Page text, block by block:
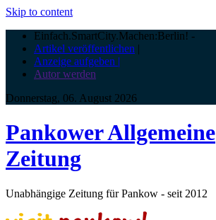
Skip to content
Einfach.SmartCity.Machen:Berlin! -
Artikel veröffentlichen |
Anzeige aufgeben |
Autor werden
Donnerstag, 06. August 2026
Pankower Allgemeine
Zeitung
Unabhängige Zeitung für Pankow - seit 2012